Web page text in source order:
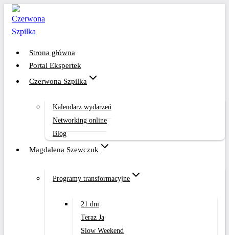
Przejdź
treści
Strona główna
Portal Ekspertek
Czerwona Szpilka
Kalendarz wydarzeń
Networking online
Blog
Magdalena Szewczuk
Programy transformacyjne
21 dni
Teraz Ja
Slow Weekend